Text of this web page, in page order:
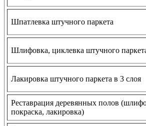
Шпатлевка штучного паркета
Шлифовка, циклевка штучного
Лакировка штучного паркета в 3 слоя
Реставрация деревянных полов
покраска, лакировка)